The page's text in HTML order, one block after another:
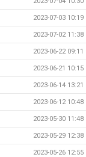
2023-07-03 10:19
2023-07-02 11:38
2023-06-22 09:11
2023-06-21 10:15
2023-06-14 13:21
2023-06-12 10:48
2023-05-30 11:48
2023-05-29 12:38
2023-05-26 12:55